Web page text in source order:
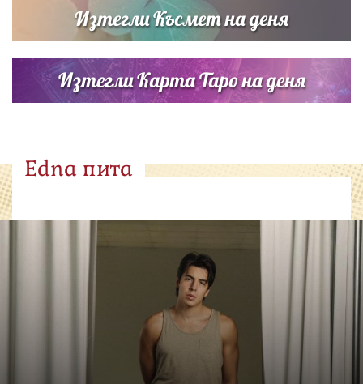
Изтегли Късмет на деня
Изтегли Карта Таро на деня
Edna пита